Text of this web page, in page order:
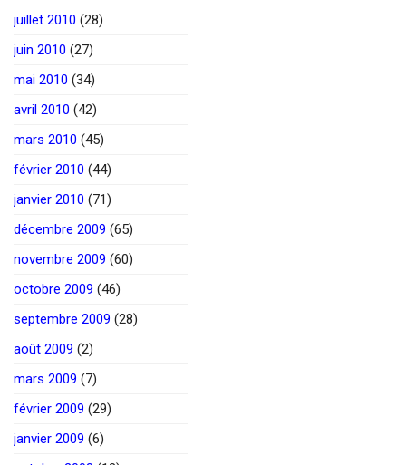
juillet 2010 (28)
juin 2010 (27)
mai 2010 (34)
avril 2010 (42)
mars 2010 (45)
février 2010 (44)
janvier 2010 (71)
décembre 2009 (65)
novembre 2009 (60)
octobre 2009 (46)
septembre 2009 (28)
août 2009 (2)
mars 2009 (7)
février 2009 (29)
janvier 2009 (6)